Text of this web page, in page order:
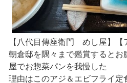
【八代目傳座衛門 めし屋】【
朝倉邸を隅々まで鑑賞するとお
屋でお惣菜パンを我慢した
理由はこのアジ＆エビフライ